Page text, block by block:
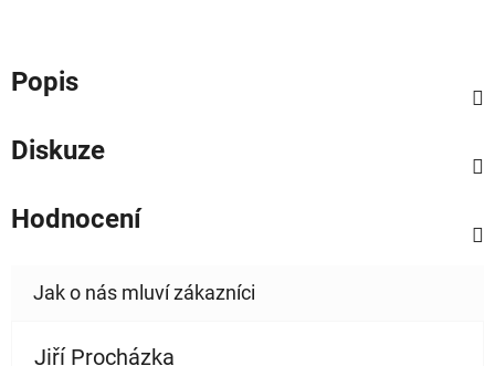
Popis
Diskuze
Hodnocení
Jiří Procházka